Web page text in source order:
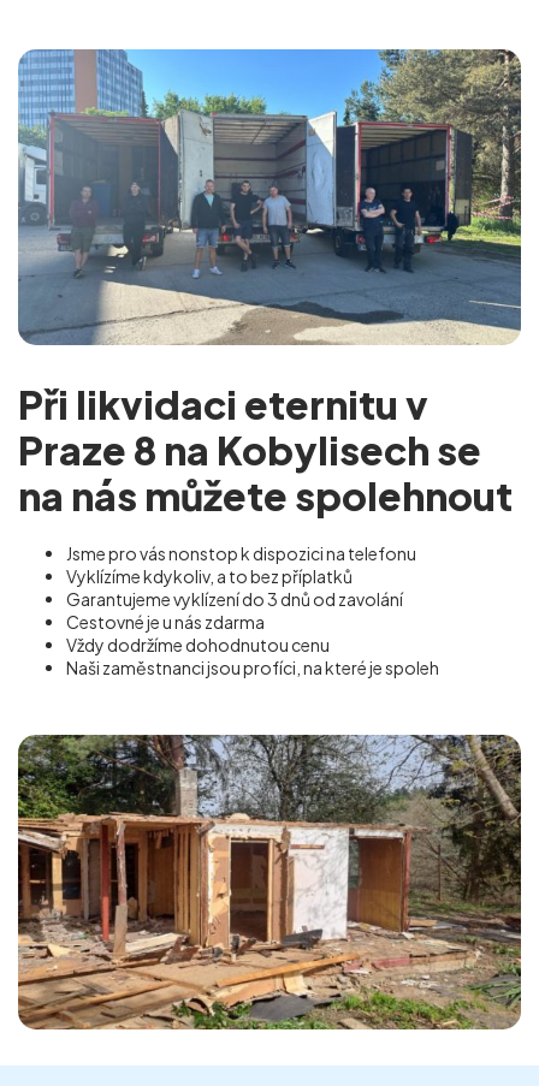
Při likvidaci eternitu v
Praze 8 na Kobylisech se
na nás můžete spolehnout
Jsme pro vás nonstop k dispozici na telefonu
Vyklízíme kdykoliv, a to bez příplatků
Garantujeme vyklízení do 3 dnů od zavolání
Cestovné je u nás zdarma
Vždy dodržíme dohodnutou cenu
Naši zaměstnanci jsou profíci, na které je spoleh